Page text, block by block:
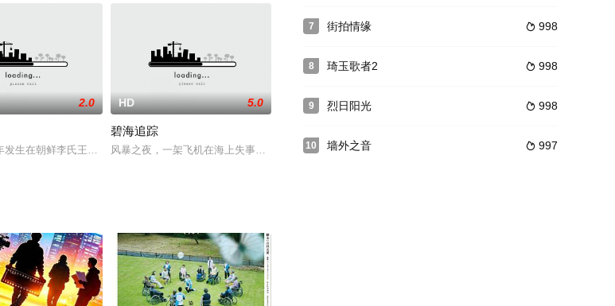
人的合影
2.0
发生在朝鲜李氏王朝的'戊寅靖社'事件为背景，讲述了三个男人的欲望和野心。还
HD 5.0
碧海追踪
风暴之夜，一架飞机在海上失事，坠入无边的大海深处……碧水蓝天的巴哈马海域上，失业潜水员杰拉
7  998
街拍情缘
8  998
琦玉歌者2
9  998
烈日阳光
10  997
墙外之音